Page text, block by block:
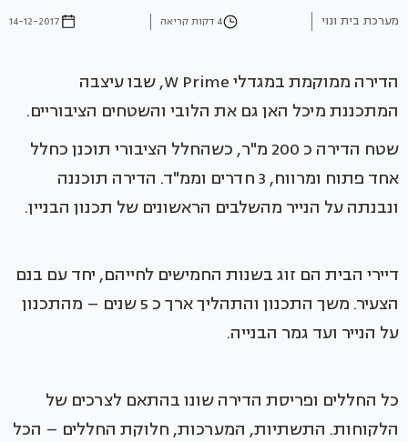
מערכת בית ונוי 4 דקות קריאה 14-12-2017
הדירה ממוקמת במגדלי W Prime, שבו עיצבה
המתכננת מיכל האן גם את הלובי והשטחים הציבוריים.
שטח הדירה כ 200 מ"ר, כשהחלל הציבורי תוכנן כחלל
אחד פתוח ומרווח, 3 חדרים וממ"ד. הדירה תוכננה
ונבנתה על הנייר מהשלבים הראשונים של תכנון הבניין.
דיירי הבית הם זוג בשנות החמישים לחייהם, יחד עם בנם
הצעיר. משך התכנון והתהליך ארך כ 5 שנים – מהתכנון
על הנייר ועד גמר הבנייה.
כל החללים ופריסת הדירה שונו בהתאם לצרכים של
הלקוחות. התשתיות, המערכות, חלוקת החללים – הכל